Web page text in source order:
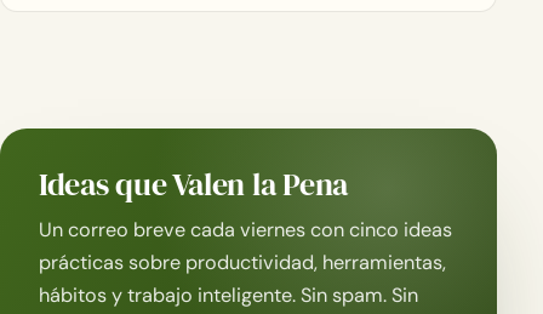
Ideas que Valen la Pena
Un correo breve cada viernes con cinco ideas
prácticas sobre productividad, herramientas,
hábitos y trabajo inteligente. Sin spam. Sin